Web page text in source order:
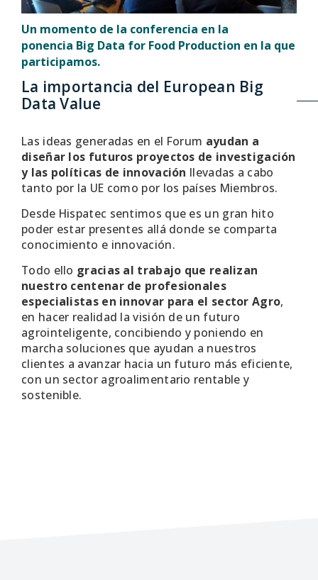
Un momento de la conferencia en la
ponencia Big Data for Food Production en la que
participamos.
La importancia del European Big
Data Value
Las ideas generadas en el Forum ayudan a
diseñar los futuros proyectos de investigación
y las políticas de innovación llevadas a cabo
tanto por la UE como por los países Miembros.
Desde Hispatec sentimos que es un gran hito
poder estar presentes allá donde se comparta
conocimiento e innovación.
Todo ello gracias al trabajo que realizan
nuestro centenar de profesionales
especialistas en innovar para el sector Agro,
en hacer realidad la visión de un futuro
agrointeligente, concibiendo y poniendo en
marcha soluciones que ayudan a nuestros
clientes a avanzar hacia un futuro más eficiente,
con un sector agroalimentario rentable y
sostenible.